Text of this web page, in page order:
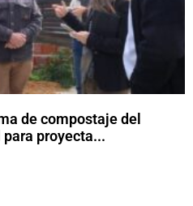
de compostaje del
proyecta...